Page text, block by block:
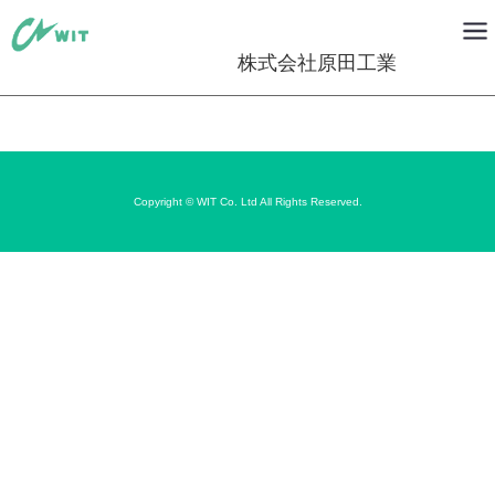
株式会社原田工業
Copyright © WIT Co. Ltd All Rights Reserved.